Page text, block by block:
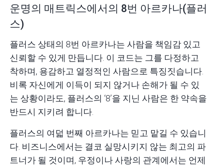
운명의 매트릭스에서의 8번 아르카나(플러
스)
플러스 상태의 8번 아르카나는 사람을 책임감 있고
신뢰할 수 있게 만듭니다. 이 코드는 그를 다정하고
착하며, 용감하고 열정적인 사람으로 특징짓습니다.
비록 자신에게 이득이 되지 않거나 손해가 될 수 있
는 상황이라도, 플러스의 ‘8’을 지닌 사람은 한 약속을
반드시 지키려 합니다.
플러스의 여덟 번째 아르카나는 믿고 맡길 수 있습니
다. 비즈니스에서는 결코 실망시키지 않는 최고의 파
트너가 될 것이며, 우정이나 사랑의 관계에서는 언제